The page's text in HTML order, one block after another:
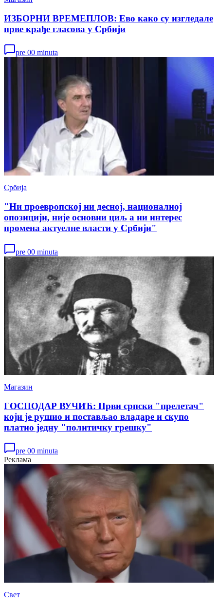
ИЗБОРНИ ВРЕМЕПЛОВ: Ево како су изгледале
прве крађе гласова у Србији
pre 00 minuta
Србија
"Ни проевропској ни десној, националној
опозицији, није основни циљ а ни интерес
промена актуелне власти у Србији"
pre 00 minuta
Магазин
ГОСПОДАР ВУЧИЋ: Први српски "прелетач"
који је рушио и постављао владаре и скупо
платио једну "политичку грешку"
pre 00 minuta
Реклама
Свет